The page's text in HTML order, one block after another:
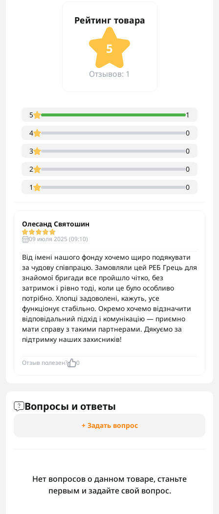
Рейтинг товара
5
Отзывов: 1
5
1
4
0
3
0
2
0
1
0
Олесанд Святошин
09 июля 2025 (09:10)
Від імені нашого фонду хочемо щиро подякувати
за чудову співпрацю. Замовляли цей РЕБ Грець для
знайомої бригади все пройшло чітко, без
затримок і рівно тоді, коли це було особливо
потрібно. Хлопці задоволені, кажуть, усе
функціонує стабільно. Окремо хочемо відзначити
відповідальний підхід і комунікацію — приємно
мати справу з такими партнерами. Дякуємо за
підтримку наших захисників!
Отзыв полезен? 0
Вопросы и ответы
+ Задать вопрос
Нет вопросов о данном товаре, станьте
первым и задайте свой вопрос.